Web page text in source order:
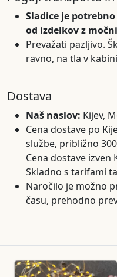
Sladice je
od izdelkov z
Prevažati pazljivo.
ravno, na tla v
Dostava
Naš naslov: Kijev,
Cena dostave po
službe, približno
Cena dostave izven
Skladno s tarifami
Naročilo je možno
času, prehodno